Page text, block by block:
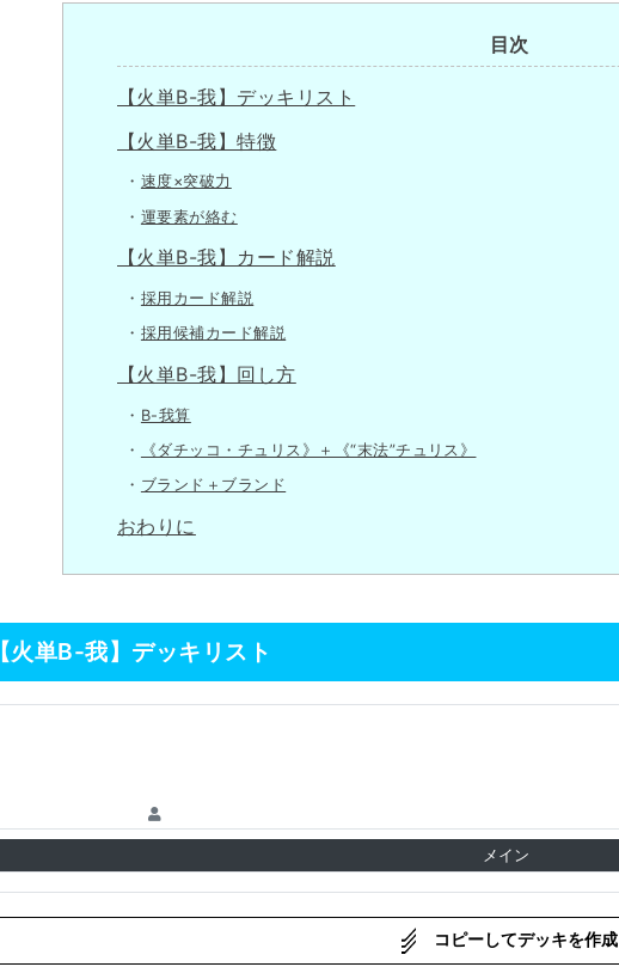
目次
【火単B-我】デッキリスト
【火単B-我】特徴
速度×突破力
運要素が絡む
【火単B-我】カード解説
採用カード解説
採用候補カード解説
【火単B-我】回し方
B-我算
《ダチッコ・チュリス》＋《“末法”チュリス》
ブランド＋ブランド
おわりに
【火単B-我】デッキリスト
メイン
コピーしてデッキを作成